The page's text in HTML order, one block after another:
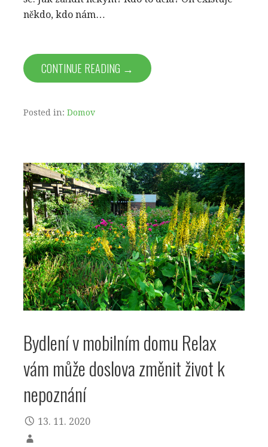
někdo, kdo nám…
CONTINUE READING →
Posted in: Domov
Bydlení v mobilním domu Relax
vám může doslova změnit život k
nepoznání
13. 11. 2020